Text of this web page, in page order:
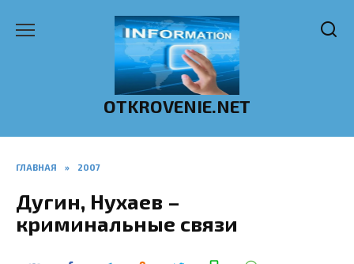
OTKROVENIE.NET
ГЛАВНАЯ » 2007
Дугин, Нухаев –
криминальные связи